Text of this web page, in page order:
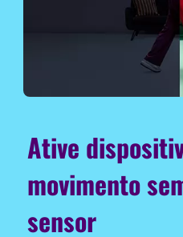
Ative
movimento
sensor